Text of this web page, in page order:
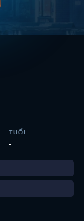
TUỔI
-